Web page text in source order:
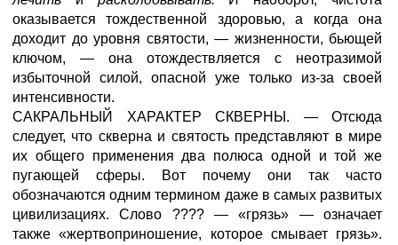
оказывается тождественной здоровью, а когда она
доходит до уровня святости, — жизненности, бьющей
ключом, — она отождествляется с неотразимой
избыточной силой, опасной уже только из-за своей
интенсивности.
САКРАЛЬНЫЙ ХАРАКТЕР СКВЕРНЫ. — Отсюда
следует, что скверна и святость представляют в мире
их общего применения два полюса одной и той же
пугающей сферы. Вот почему они так часто
обозначаются одним термином даже в самых развитых
цивилизациях. Слово ???? — «грязь» — означает
также «жертвоприношение, которое смывает грязь».